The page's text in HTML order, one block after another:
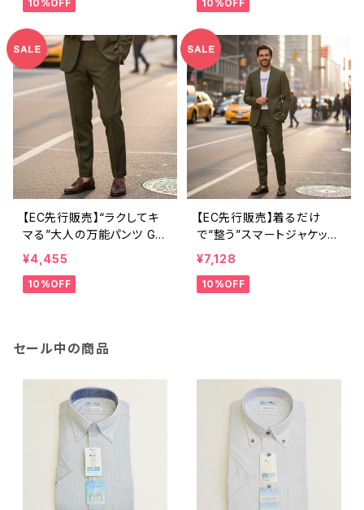
ク）
10%OFF （ブラック）
10%OFF
【EC先行販売】“ラクしてキ
マる”大人の万能パンツ GR
AYAREA｜ウォッシャブル
ハイストレッチパンツ（オリ
ーブグリーン）
¥4,455
10%OFF
【EC先行販売】着るだけ
で“整う”スマートジャケット
GRAYAREA｜ウォッシャブ
ル ハイストレッチジャケット
（オリーブグリーン）
¥7,128
10%OFF
セール中の商品